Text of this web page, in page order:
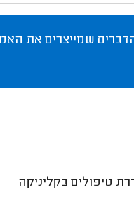
שמייצרים את
טיפולים בקליניקה